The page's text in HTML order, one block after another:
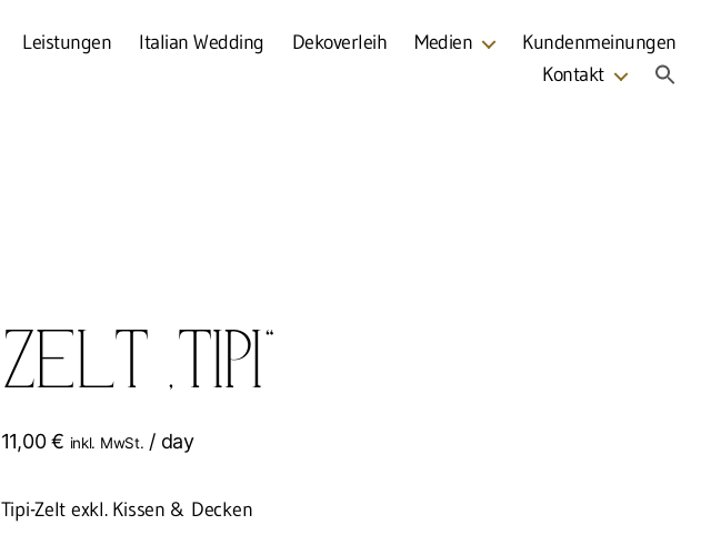
Leistungen Italian Wedding Dekoverleih Medien
Kundenmeinungen
Kontakt
Zelt „Tipi“
11,00€ inkl. MwSt. / day
Tipi-Zelt exkl. Kissen & Decken